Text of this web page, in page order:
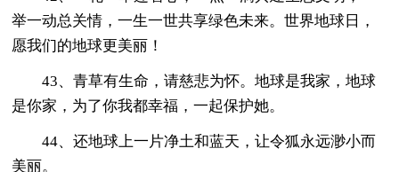
举一动总关情，一生一世共享绿色未来。世界地球日，
愿我们的地球更美丽！
43、青草有生命，请慈悲为怀。地球是我家，地球
是你家，为了你我都幸福，一起保护她。
44、还地球上一片净土和蓝天，让令狐永远渺小而
美丽。